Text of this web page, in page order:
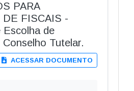
PARA
DE FISCAIS -
Escolha de
Tutelar.
ACESSAR DOCUMENTO